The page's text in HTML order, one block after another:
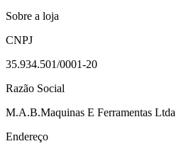
Sobre a loja
CNPJ
35.934.501/0001-20
Razão Social
M.A.B.Maquinas E Ferramentas Ltda
Endereço